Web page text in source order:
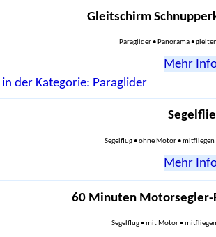
Gleitschirm
Paraglider • Panorama •
Mehr
in der Kategorie: Paraglider
Segelflug • ohne Motor • mitfliegen
Mehr
60 Minuten Motorsegler-
Segelflug • mit Motor •